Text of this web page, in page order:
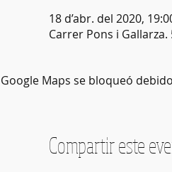
18 d’abr. del 2020,
Carrer Pons i
Google Maps se bloqueó
Compartir este